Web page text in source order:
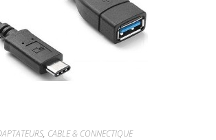
, CABLE & CONNECTIQUE